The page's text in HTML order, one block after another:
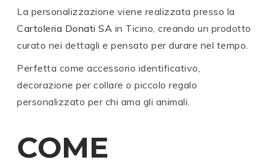
La personalizzazione viene realizzata presso la
Cartoleria Donati SA in Ticino, creando un prodotto
curato nei dettagli e pensato per durare nel tempo.
Perfetta come accessorio identificativo,
decorazione per collare o piccolo regalo
personalizzato per chi ama gli animali.
COME